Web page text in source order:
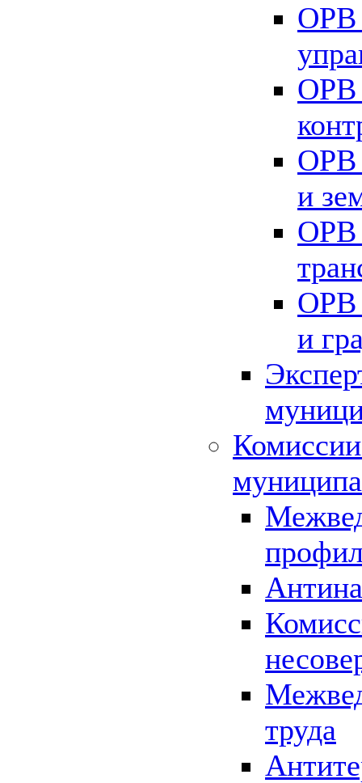
ОРВ
ОРВ
ОРВ
и
ОРВ
ОРВ
и
труда